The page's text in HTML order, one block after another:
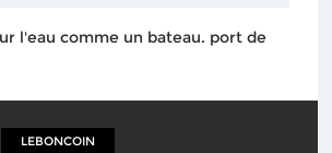
l'eau comme un bateau. port de
LEBONCOIN